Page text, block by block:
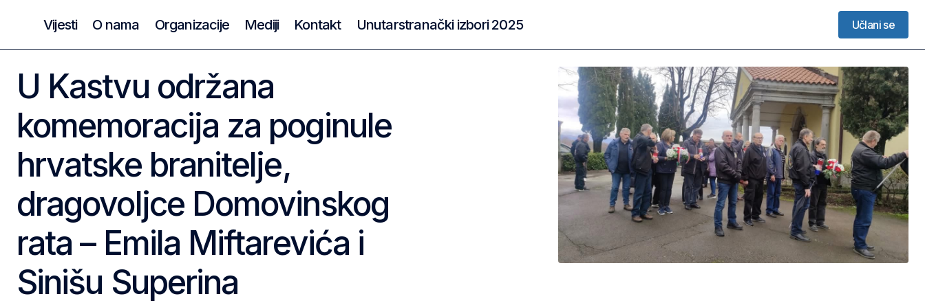
Vijesti O nama Organizacije Mediji Kontakt Unutarstranački izbori 2025
Učlani se
U Kastvu održana
komemoracija za poginule
hrvatske branitelje,
dragovoljce Domovinskog
rata – Emila Miftarevića i
Sinišu Superina